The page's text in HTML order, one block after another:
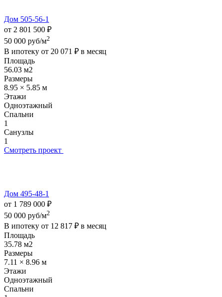
Дом 505-56-1
от 2 801 500 ₽
50 000 руб/м2
В ипотеку от 20 071 ₽ в месяц
Площадь
56.03 м2
Размеры
8.95 × 5.85 м
Этажи
Одноэтажный
Спальни
1
Санузлы
1
Смотреть проект
Дом 495-48-1
от 1 789 000 ₽
50 000 руб/м2
В ипотеку от 12 817 ₽ в месяц
Площадь
35.78 м2
Размеры
7.11 × 8.96 м
Этажи
Одноэтажный
Спальни